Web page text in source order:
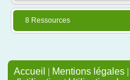
8 Ressources
Accueil | Mentions légales |